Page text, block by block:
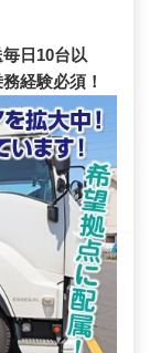
日10台以
経験必須！